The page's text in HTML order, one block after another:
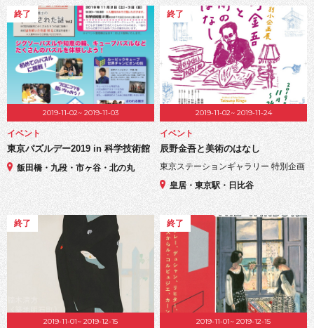
終了
2019-11-02~ 2019-11-03
イベント
東京パズルデー2019 in 科学技術館
飯田橋・九段・市ヶ谷・北の丸
終了
2019-11-02~ 2019-11-24
イベント
辰野金吾と美術のはなし
東京ステーションギャラリー 特別企画
皇居・東京駅・日比谷
終了
2019-11-01~ 2019-12-15
終了
2019-11-01~ 2019-12-15